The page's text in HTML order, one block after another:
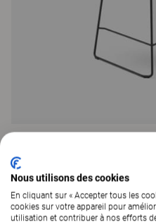
Leia
350 Colors
Nous utilisons des cookies
En cliquant sur « Accepter tous les
cookies sur votre appareil pour
utilisation et contribuer à nos efforts